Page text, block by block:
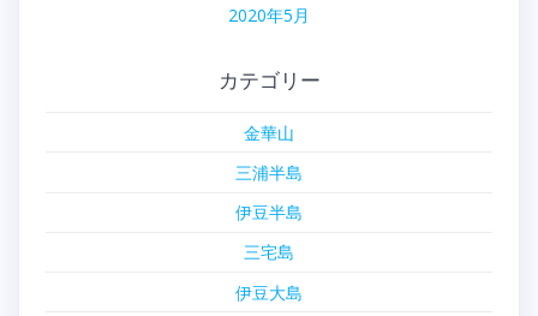
2020年5月
カテゴリー
金華山
三浦半島
伊豆半島
三宅島
伊豆大島